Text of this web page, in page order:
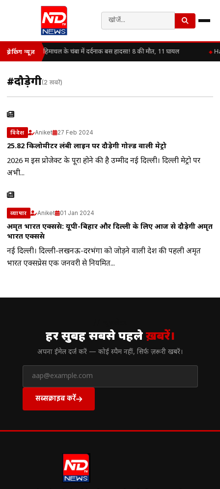
ब्रेकिंग न्यूज़ हिमाचल के चंबा में दर्दनाक बस हादसा! 8 की मौत, 11 घायल
#दौड़ेगी(2 खबरें)
विदेश Aniket 27 Feb 2024
25.82 किलोमीटर लंबी लाइन पर दौड़ेगी गोल्ड वाली मेट्रो
2026 में इस प्रोजेक्ट के पूरा होने की है उम्मीद नई दिल्ली। दिल्ली मेट्रो पर
अभी...
व्यापार Aniket 01 Jan 2024
अमृत भारत एक्सप्रेस: यूपी-बिहार और दिल्ली के लिए आज से दौड़ेगी अमृत
भारत एक्सप्रेस
नई दिल्ली। दिल्ली-लखनऊ-दरभंगा को जोड़ने वाली देश की पहली अमृत
भारत एक्सप्रेस एक जनवरी से नियमित...
हर सुबह सबसे पहलेख़बरें।
अपना ईमेल दर्ज करें — कोई स्पैम नहीं, सिर्फ ज़रूरी खबरें।
सब्सक्राइब करें